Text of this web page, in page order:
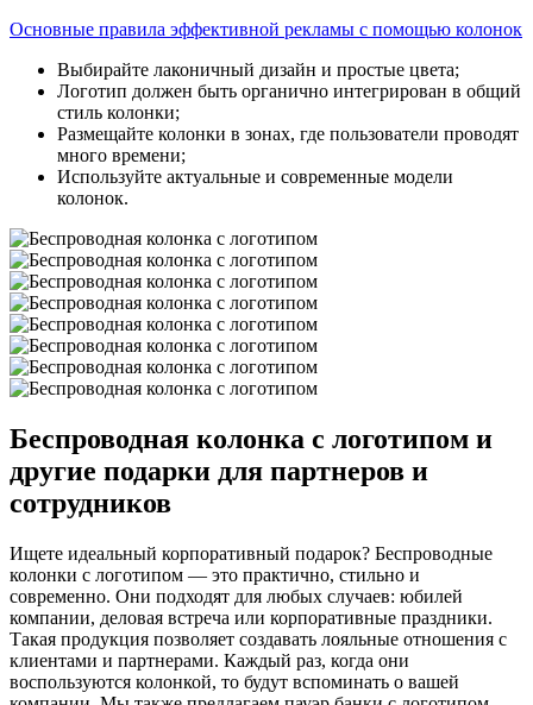
Основные правила эффективной рекламы с помощью колонок
Выбирайте лаконичный дизайн и простые цвета;
Логотип должен быть органично интегрирован в общий
стиль колонки;
Размещайте колонки в зонах, где пользователи проводят
много времени;
Используйте актуальные и современные модели
колонок.
Беспроводная колонка с логотипом и
другие подарки для партнеров и
сотрудников
Ищете идеальный корпоративный подарок? Беспроводные
колонки с логотипом — это практично, стильно и
современно. Они подходят для любых случаев: юбилей
компании, деловая встреча или корпоративные праздники.
Такая продукция позволяет создавать лояльные отношения с
клиентами и партнерами. Каждый раз, когда они
воспользуются колонкой, то будут вспоминать о вашей